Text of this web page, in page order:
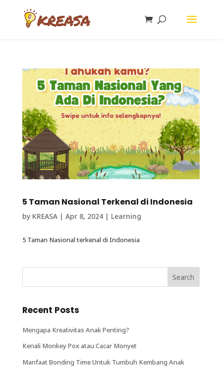
5 Taman Nasional Terkenal di Indonesia
by KREASA| Apr 8, 2024| Learning
5 Taman Nasional terkenal di Indonesia
Recent Posts
Mengapa Kreativitas Anak Penting?
Kenali Monkey Pox atau Cacar Monyet
Manfaat Bonding Time Untuk Tumbuh Kembang Anak